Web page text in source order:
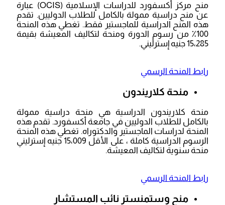
منح مركز أكسفورد للدراسات الإسلامية (OCIS) عبارة
عن منح دراسية ممولة بالكامل للطلاب الدوليين. تقدم
هذه المنح الدراسية للماجستير فقط. تغطي هذه المنحة
100٪ من رسوم الدورة ومنحة لتكاليف المعيشة بقيمة
15،285 جنيه إسترليني.
رابط المنحة الرسمي
منحة كلاريندون
منحة كلاريندون الدراسية هي منحة دراسية ممولة
بالكامل للطلاب الدوليين في جامعة أكسفورد. تقدم هذه
المنحة لدراسات الماجستير والدكتوراه. تغطي هذه المنحة
الرسوم الدراسية كاملة ، على الأقل 15،009 جنيه إسترليني
منحة سنوية لتكاليف المعيشة.
رابط المنحة الرسمي
منح وستمنستر نائب المستشار